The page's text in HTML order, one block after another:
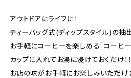
アウトドアにライフに！
ティーバッグ式(ディップスタイル)の抽
お手軽にコーヒーを楽しめる「コーヒー
カップに入れてお湯に浸けておくだけ！！
お店の味がお手軽にお楽しみいただ